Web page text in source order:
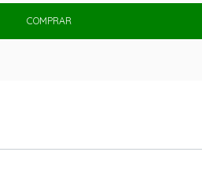
COMPRAR